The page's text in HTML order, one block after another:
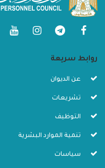
روابط سريعة
عن الديوان
تشريعات
التوظيف
تنمية الموارد البشرية
سياسات